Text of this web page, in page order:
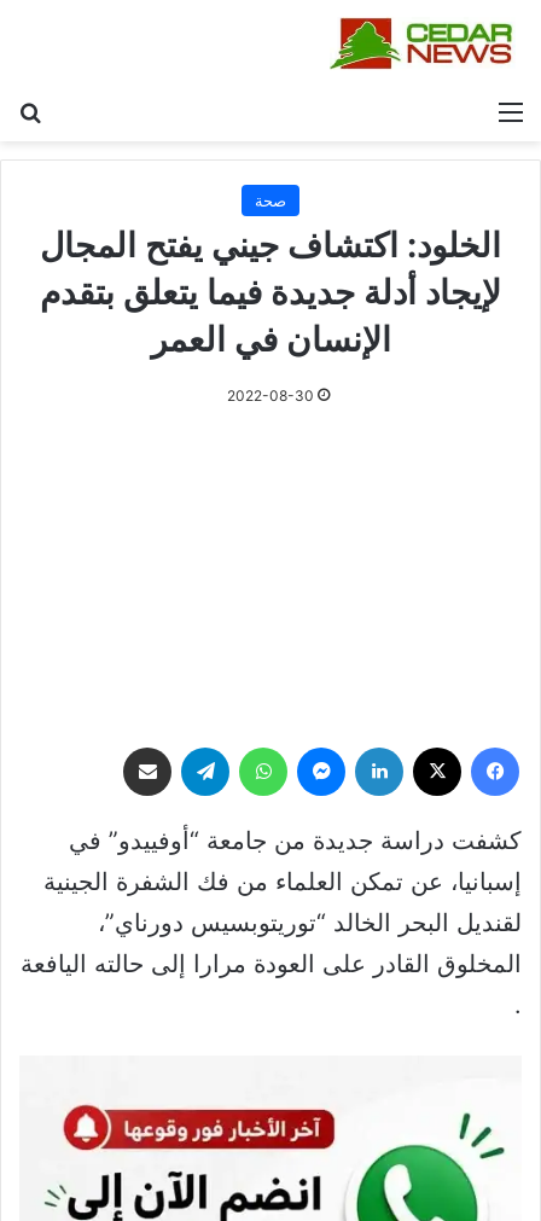
القائمة
صحة
الخلود: اكتشاف جيني يفتح المجال
لإيجاد أدلة جديدة فيما يتعلق بتقدم
الإنسان في العمر
2022-08-30
فيسبوك لينكدإن ماسنجر واتساب تيلقرام
كشفت دراسة جديدة من جامعة “أوفييدو” في
إسبانيا، عن تمكن العلماء من فك الشفرة الجينية
لقنديل البحر الخالد “توريتوبسيس دورناي”،
المخلوق القادر على العودة مرارا إلى حالته اليافعة
.